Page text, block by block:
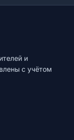
и
с учётом